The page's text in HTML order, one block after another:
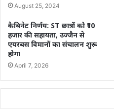
August 25, 2024
कैबिनेट निर्णय: ST छात्रों को ₹10
हजार की सहायता, उज्जैन से
एयरबस विमानों का संचालन शुरू
होगा
April 7, 2026